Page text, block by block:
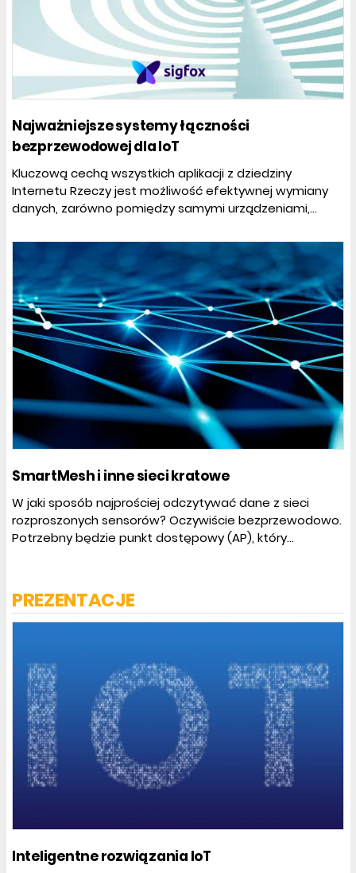
Najważniejsze systemy łączności
bezprzewodowej dla IoT
Kluczową cechą wszystkich aplikacji z dziedziny
Internetu Rzeczy jest możliwość efektywnej wymiany
danych, zarówno pomiędzy samymi urządzeniami,...
SmartMesh i inne sieci kratowe
W jaki sposób najprościej odczytywać dane z sieci
rozproszonych sensorów? Oczywiście bezprzewodowo.
Potrzebny będzie punkt dostępowy (AP), który...
PREZENTACJE
Inteligentne rozwiązania IoT